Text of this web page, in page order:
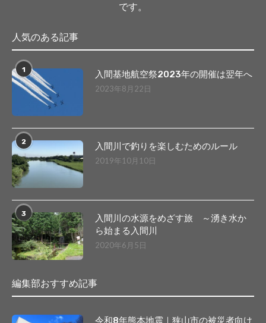
です。
人気のある記事
1 入間基地航空祭2023年の開催は翌年へ
2023年8月22日
2 入間川で釣りを楽しむためのルール
2019年10月10日
3
入間川の水源をめざす旅 ～湧き水か
ら始まる入間川
2020年6月5日
編集部おすすめ記事
令和8年熊本地震｜狭山市の被災者向け